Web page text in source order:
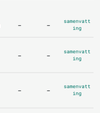
- -
samenvatt
ing
- -
samenvatt
ing
- -
samenvatt
ing